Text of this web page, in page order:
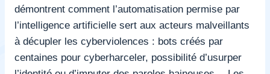
démontrent comment l’automatisation permise par
l’intelligence artificielle sert aux acteurs malveillants
à décupler les cyberviolences : bots créés par
centaines pour cyberharceler, possibilité d’usurper